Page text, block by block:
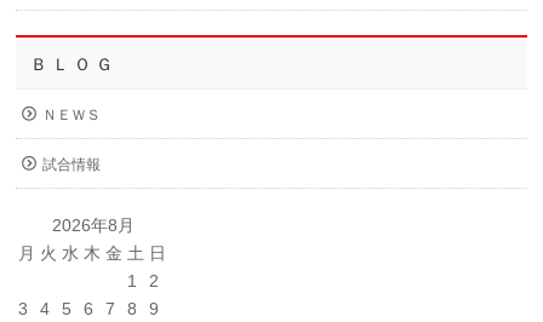
Ｂ Ｌ Ｏ Ｇ
ＮＥＷＳ
試合情報
2026年8月
月 火 水 木 金 土 日
1
2
3
4 5 6 7 8
9